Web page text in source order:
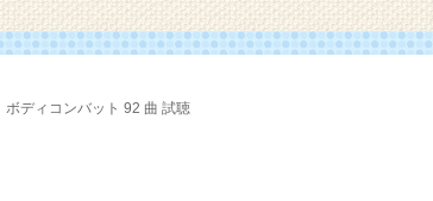
ボディコンバット 92 曲 試聴